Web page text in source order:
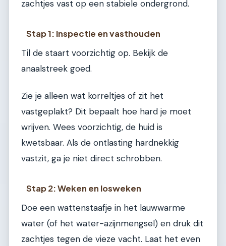
zachtjes vast op een stabiele ondergrond.
Stap 1: Inspectie en vasthouden
Til de staart voorzichtig op. Bekijk de
anaalstreek goed.
Zie je alleen wat korreltjes of zit het
vastgeplakt? Dit bepaalt hoe hard je moet
wrijven. Wees voorzichtig, de huid is
kwetsbaar. Als de ontlasting hardnekkig
vastzit, ga je niet direct schrobben.
Stap 2: Weken en losweken
Doe een wattenstaafje in het lauwwarme
water (of het water-azijnmengsel) en druk dit
zachtjes tegen de vieze vacht. Laat het even